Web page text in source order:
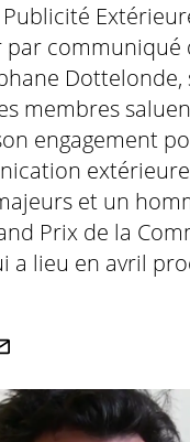
communiqué
Dottelonde,
membres
engagement
et un
Prix de la
a lieu en avril